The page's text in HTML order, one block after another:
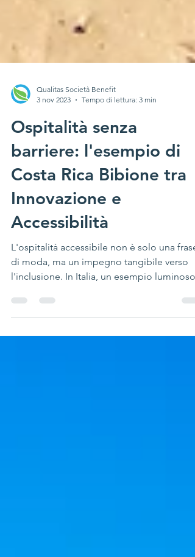
3 nov 2023
Tempo di lettura: 3 min
Ospitalità senza
barriere: l'esempio di
Costa Rica Bibione tra
Innovazione e
Accessibilità
L'ospitalità accessibile non è solo una frase
di moda, ma un impegno tangibile verso
l'inclusione. In Italia, un esempio luminoso